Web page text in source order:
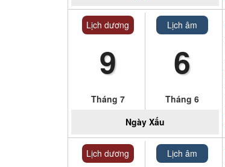
Lịch dương
9
Tháng 7
Lịch âm
6
Tháng 6
Ngày Xấu
Lịch dương Lịch âm